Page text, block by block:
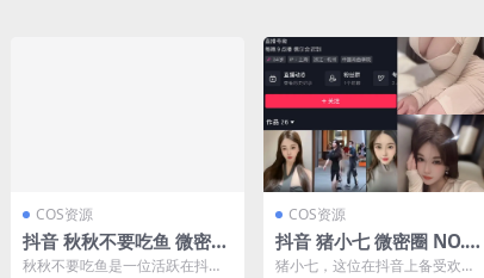
COS资源
抖音 秋秋不要吃鱼 微密圈
NO.008期 【127P11V】
秋秋不要吃鱼是一位活跃在抖音
COS资源
抖音 猪小七 微密圈 NO.0
09期 【37P12V】最新
猪小七，这位在抖音上备受欢迎